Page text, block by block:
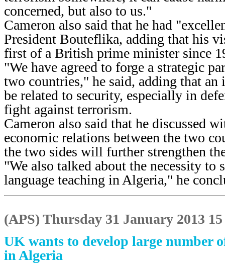
concerned, but also to us."
Cameron also said that he had
President Bouteflika, adding that his
first of a British prime minister since
"We have agreed to forge a strategic
two countries," he said, adding that
be related to security, especially in
fight against terrorism.
Cameron also said that he discussed
economic relations between the two
the two sides will further strengthen
"We also talked about the necessity to
language teaching in Algeria," he
(APS) Thursday 31 January 2013
UK wants to develop large number
in Algeria